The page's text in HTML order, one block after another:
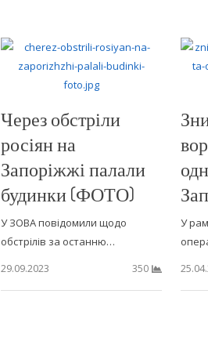
Через обстріли
росіян на
Запоріжжі палали
будинки (ФОТО)
У ЗОВА повідомили щодо
обстрілів за останню…
29.09.2023
350
У